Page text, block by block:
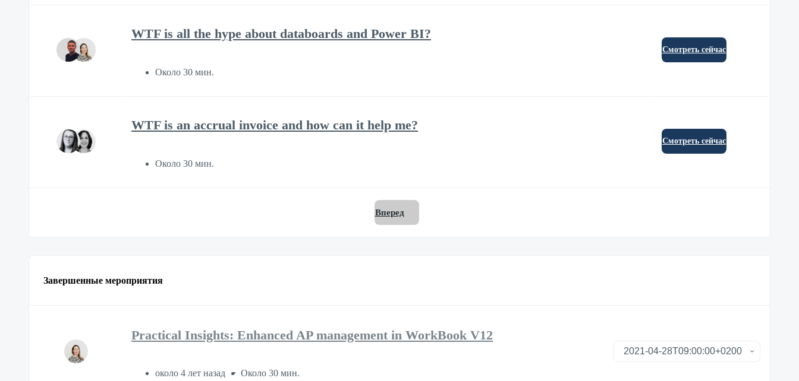
WTF is all the hype about databoards and Power BI?
Около 30 мин.
Смотреть сейчас
WTF is an accrual invoice and how can it help me?
Около 30 мин.
Смотреть сейчас
Вперед
Завершенные мероприятия
Practical Insights: Enhanced AP management in WorkBook V12
около 4 лет назад Около 30 мин.